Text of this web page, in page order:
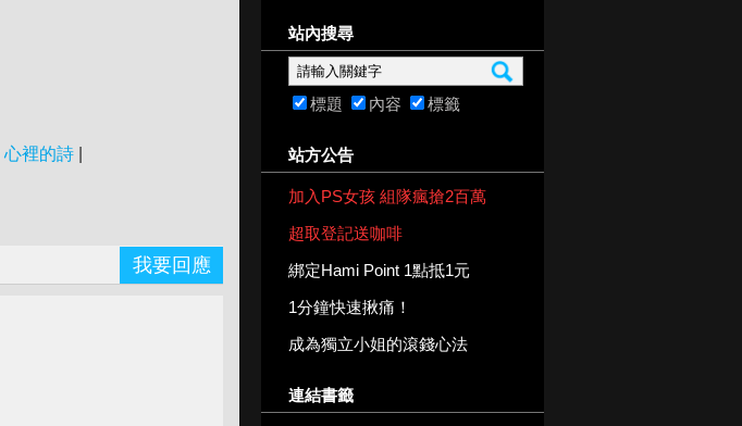
心裡的詩
我要回應
站內搜尋
標題 內容 標籤
站方公告
加入PS女孩 組隊瘋搶2百萬
超取登記送咖啡
綁定Hami Point 1點抵1元
1分鐘快速揪痛！
成為獨立小姐的滾錢心法
連結書籤